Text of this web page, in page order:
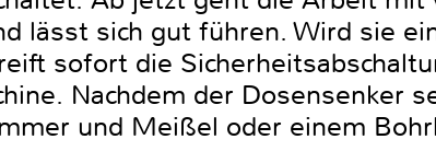
lässt sich gut führen. Wird sie
sofort die
Nachdem der Dosensenker
und Meißel oder einem